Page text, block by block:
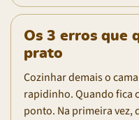
Os 3 erros que
prato
Cozinhar demais o
rapidinho. Quando fica
ponto. Na primeira vez,